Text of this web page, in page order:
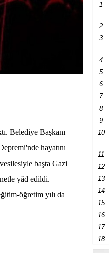
Belediye Başkanı
hayatını
başta Gazi
yâd edildi.
öğretim yılı da
1
2
3
4
5
6
7
8
9
10
11
12
13
14
15
16
17
18